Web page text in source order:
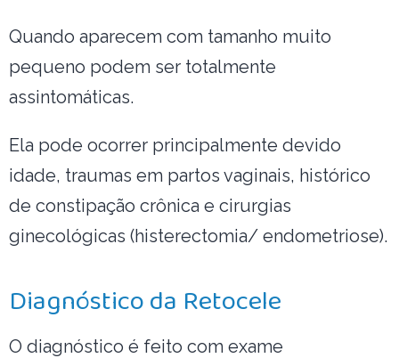
Quando aparecem com tamanho muito
pequeno podem ser totalmente
assintomáticas.
Ela pode ocorrer principalmente devido
idade, traumas em partos vaginais, histórico
de constipação crônica e cirurgias
ginecológicas (histerectomia/ endometriose).
Diagnóstico da Retocele
O diagnóstico é feito com exame